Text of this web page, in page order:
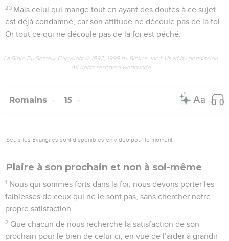
23 Mais celui qui mange tout en ayant des doutes à ce sujet
est déjà condamné, car son attitude ne découle pas de la foi.
Or tout ce qui ne découle pas de la foi est péché.
La Bible Du Semeur Copyright © 1992, 1999 by Biblica, Inc.® Used by permission.
All rights reserved worldwide.
Romains 15
Seuls les Évangiles sont disponibles en vidéo pour le moment.
Plaire à son prochain et non à soi-même
1 Nous qui sommes forts dans la foi, nous devons porter les
faiblesses de ceux qui ne le sont pas, sans chercher notre
propre satisfaction.
2 Que chacun de nous recherche la satisfaction de son
prochain pour le bien de celui-ci, en vue de l’aider à grandir